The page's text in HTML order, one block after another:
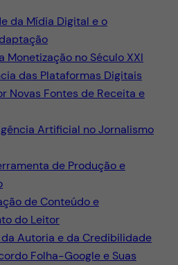
da Mídia Digital e o
Monetização no Século XXI
das Plataformas Digitais
Novas Fontes de Receita e
Artificial no Jornalismo
de Produção e
de Conteúdo e
do Leitor
Autoria e da Credibilidade
Folha-Google e Suas